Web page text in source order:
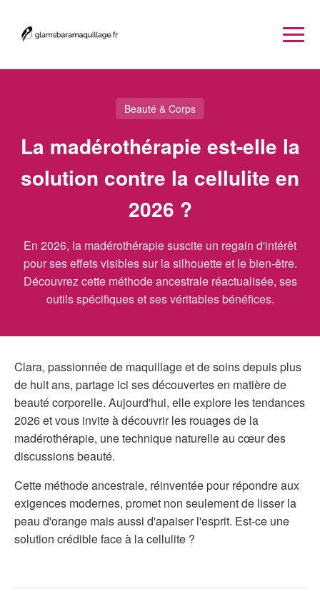
Beauté & Corps
La madérothérapie est-elle la
solution contre la cellulite en
2026 ?
En 2026, la madérothérapie suscite un regain d'intérêt
pour ses effets visibles sur la silhouette et le bien-être.
Découvrez cette méthode ancestrale réactualisée, ses
outils spécifiques et ses véritables bénéfices.
Clara, passionnée de maquillage et de soins depuis plus
de huit ans, partage ici ses découvertes en matière de
beauté corporelle. Aujourd'hui, elle explore les tendances
2026 et vous invite à découvrir les rouages de la
madérothérapie, une technique naturelle au cœur des
discussions beauté.
Cette méthode ancestrale, réinventée pour répondre aux
exigences modernes, promet non seulement de lisser la
peau d'orange mais aussi d'apaiser l'esprit. Est-ce une
solution crédible face à la cellulite ?